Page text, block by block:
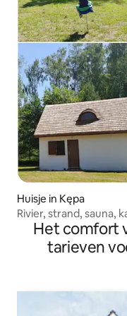
Huisje in Kępa
Rivier, strand, sauna,
Het comfort
tarieven